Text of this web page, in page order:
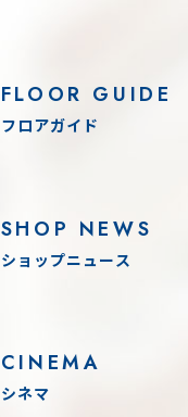
FLOOR GUIDE
フロアガイド
SHOP NEWS
ショップニュース
CINEMA
シネマ